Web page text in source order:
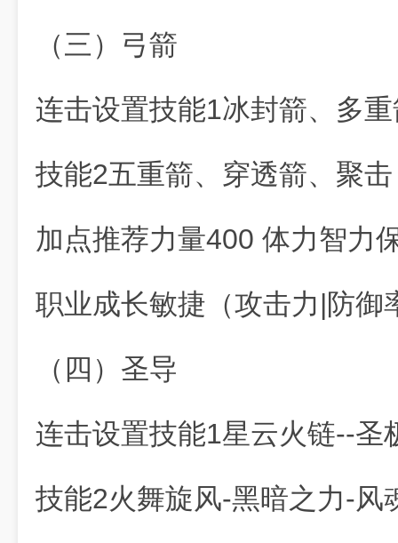
（三）弓箭
连击设置技能1冰封箭、多
技能2五重箭、穿透箭、聚击
加点推荐力量400 体力智力
职业成长敏捷（攻击力|防御
（四）圣导
连击设置技能1星云火链--圣
技能2火舞旋风-黑暗之力-风